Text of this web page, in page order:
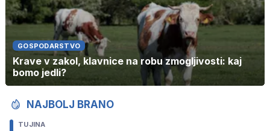
GOSPODARSTVO
Krave v zakol, klavnice na robu zmogljivosti: kaj
bomo jedli?
NAJBOLJ BRANO
TUJINA